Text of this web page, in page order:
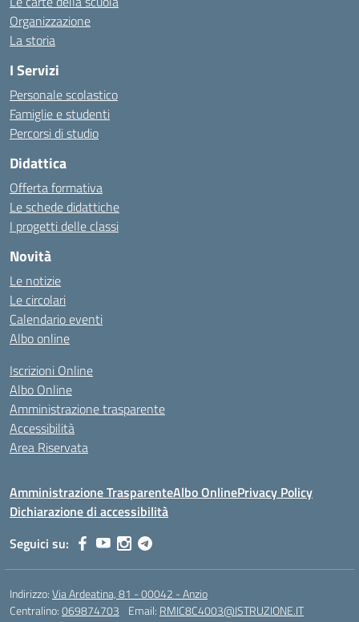
Organizzazione
La storia
I Servizi
Personale scolastico
Famiglie e studenti
Percorsi di studio
Didattica
Offerta formativa
Le schede didattiche
I progetti delle classi
Novità
Le notizie
Le circolari
Calendario eventi
Albo online
Iscrizioni Online
Albo Online
Amministrazione trasparente
Accessibilità
Area Riservata
Amministrazione TrasparenteAlbo OnlinePrivacy Policy
Dichiarazione di accessibilità
Seguici su:
Indirizzo:Via Ardeatina, 81 - 00042 - Anzio
Centralino:069874703 Email: RMIC8C4003@ISTRUZIONE.IT